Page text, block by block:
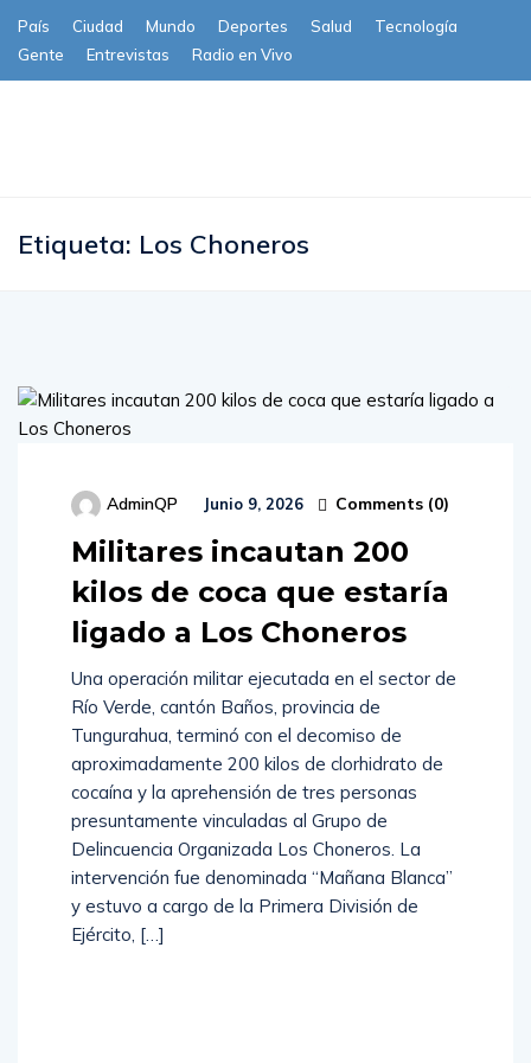
País Ciudad Mundo Deportes Salud
Tecnología
Gente
Entrevistas Radio en Vivo
Etiqueta: Los Choneros
AdminQP Junio 9, 2026 Comments (0)
Militares incautan 200
kilos de coca que estaría
ligado a Los Choneros
Una operación militar ejecutada en el sector de
Río Verde, cantón Baños, provincia de
Tungurahua, terminó con el decomiso de
aproximadamente 200 kilos de clorhidrato de
cocaína y la aprehensión de tres personas
presuntamente vinculadas al Grupo de
Delincuencia Organizada Los Choneros. La
intervención fue denominada “Mañana Blanca”
y estuvo a cargo de la Primera División de
Ejército, […]